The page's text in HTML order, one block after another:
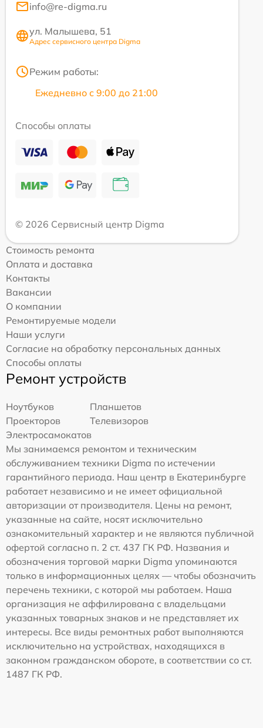
info@re-digma.ru
ул. Малышева, 51
Адрес сервисного центра Digma
Режим работы:
Ежедневно с 9:00 до 21:00
Способы оплаты
© 2026 Сервисный центр Digma
Стоимость ремонта
Оплата и доставка
Контакты
Вакансии
О компании
Ремонтируемые модели
Наши услуги
Согласие на обработку персональных данных
Способы оплаты
Ремонт устройств
Ноутбуков
Планшетов
Проекторов
Телевизоров
Электросамокатов
Мы занимаемся ремонтом и техническим
обслуживанием техники Digma по истечении
гарантийного периода. Наш центр в Екатеринбурге
работает независимо и не имеет официальной
авторизации от производителя. Цены на ремонт,
указанные на сайте, носят исключительно
ознакомительный характер и не являются публичной
офертой согласно п. 2 ст. 437 ГК РФ. Названия и
обозначения торговой марки Digma упоминаются
только в информационных целях — чтобы обозначить
перечень техники, с которой мы работаем. Наша
организация не аффилирована с владельцами
указанных товарных знаков и не представляет их
интересы. Все виды ремонтных работ выполняются
исключительно на устройствах, находящихся в
законном гражданском обороте, в соответствии со ст.
1487 ГК РФ.